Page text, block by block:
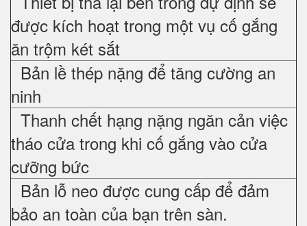
được kích hoạt trong một vụ cố gắng
ăn trộm két sắt
Bản lề thép nặng để tăng cường an
ninh
Thanh chết hạng nặng ngăn cản việc
tháo cửa trong khi cố gắng vào cửa
cưỡng bức
Bản lỗ neo được cung cấp để đảm
bảo an toàn của bạn trên sàn.